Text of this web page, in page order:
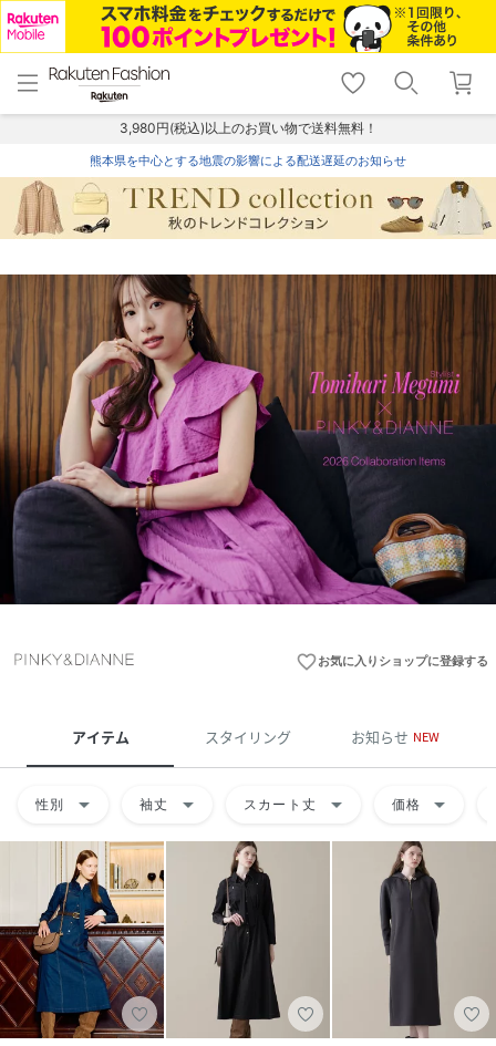
menu home
トップ
shopping_cart lock_outline
ログイン
3,980円(税込)以上のお買い物で送料無料！
熊本県を中心とする地震の影響による配送遅延のお知らせ
favorite_borderお気に入りショップに登録する
アイテム スタイリング お知らせ NEW
性別 arrow_drop_down 袖丈 arrow_drop_down スカート丈 arrow_drop_down 価格 arrow_drop_down